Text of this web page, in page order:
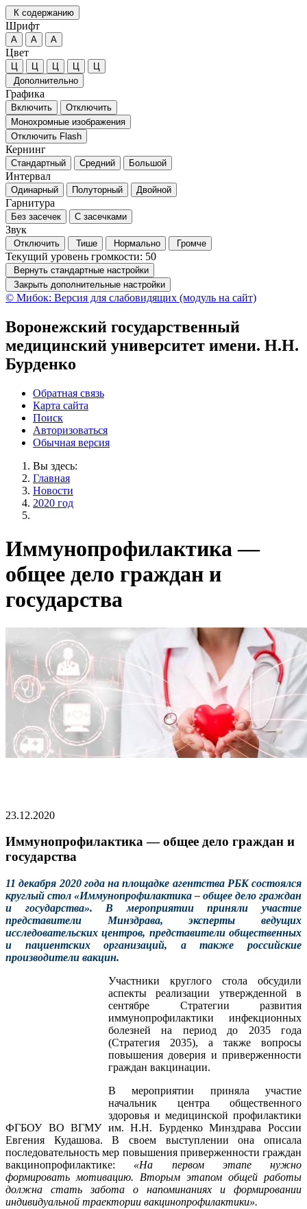
К содержанию
Шрифт
А А А
Цвет
Ц Ц Ц Ц
Ц
Дополнительно
Графика
Включить
Отключить
Монохромные изображения
Отключить Flash
Кернинг
Стандартный Средний Большой
Интервал
Одинарный Полуторный Двойной
Гарнитура
Без засечек С засечками
Звук
Отключить Тише Нормально Громче
Текущий уровень громкости: 50
Вернуть стандартные настройки
Закрыть дополнительные настройки
© Мибок: Версия для слабовидящих (модуль на сайт)
Воронежский государственный
медицинский университет имени. Н.Н.
Бурденко
Обратная связь
Карта сайта
Поиск
Авторизоваться
Обычная версия
Вы здесь:
Главная
Новости
2020 год
Иммунопрофилактика —
общее дело граждан и
государства
23.12.2020
Иммунопрофилактика — общее дело граждан и
государства
11 декабря 2020 года на площадке агентства РБК состоялся
круглый стол «Иммунопрофилактика – общее дело граждан
и государства». В мероприятии приняли участие
представители Минздрава, эксперты ведущих
исследовательских центров, представители общественных
и пациентских организаций, а также российские
производители вакцин.
Участники круглого стола обсудили
аспекты реализации утвержденной в
сентябре Стратегии развития
иммунопрофилактики инфекционных
болезней на период до 2035 года
(Стратегия 2035), а также вопросы
повышения доверия и приверженности
граждан вакцинации.
В мероприятии приняла участие
начальник центра общественного
здоровья и медицинской профилактики
ФГБОУ ВО ВГМУ им. Н.Н. Бурденко Минздрава России
Евгения Кудашова. В своем выступлении она описала
последовательность мер повышения приверженности граждан
вакцинопрофилактике: «На первом этапе нужно
формировать мотивацию. Вторым этапом общей работы
должна стать забота о напоминаниях и формировании
индивидуальной траектории вакцинопрофилактики».